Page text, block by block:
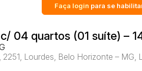
Faça login para se
04 quartos (01 suíte) –
2251, Lourdes, Belo Horizonte – MG,